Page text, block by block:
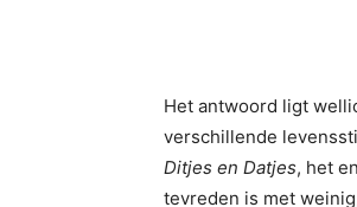
Het antwoord ligt
verschillende
Ditjes en Datjes, het
tevreden is met